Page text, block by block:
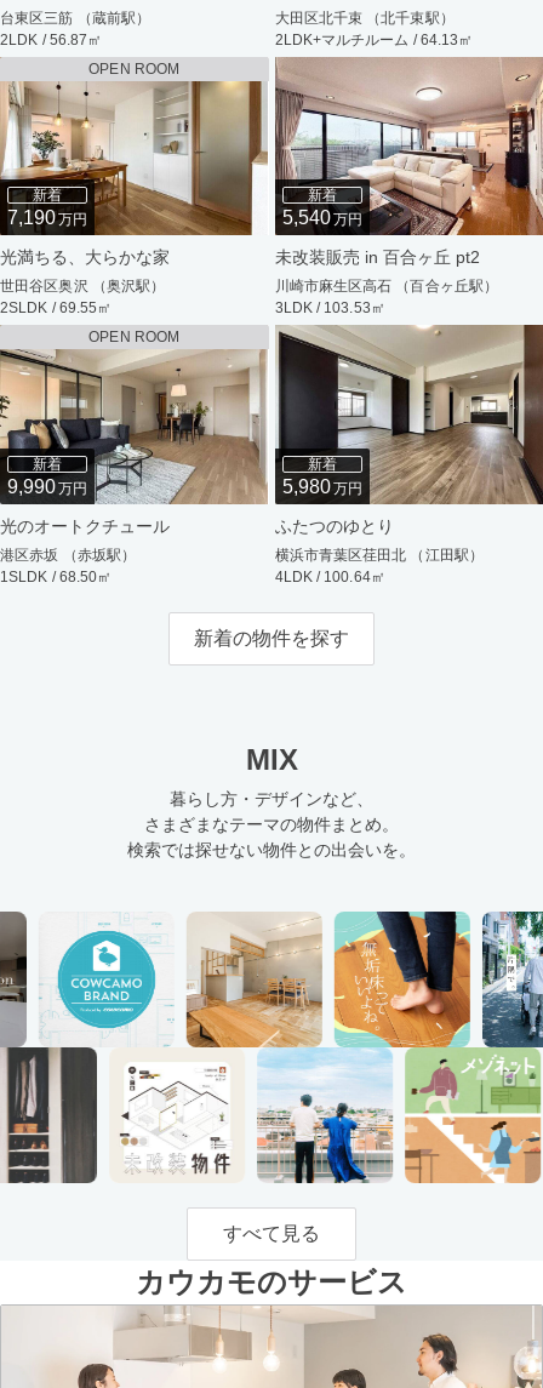
台東区三筋 （蔵前駅）
2LDK / 56.87㎡
大田区北千束 （北千束駅）
2LDK+マルチルーム / 64.13㎡
OPEN ROOM
新着
7,190万円
光満ちる、大らかな家
世田谷区奥沢 （奥沢駅）
2SLDK / 69.55㎡
新着
5,540万円
未改装販売 in 百合ヶ丘 pt2
川崎市麻生区高石 （百合ヶ丘駅）
3LDK / 103.53㎡
OPEN ROOM
新着
9,990万円
光のオートクチュール
港区赤坂 （赤坂駅）
1SLDK / 68.50㎡
新着
5,980万円
ふたつのゆとり
横浜市青葉区荏田北 （江田駅）
4LDK / 100.64㎡
新着の物件を探す
MIX
暮らし方・デザインなど、
さまざまなテーマの物件まとめ。
検索では探せない物件との出会いを。
すべて見る
カウカモのサービス